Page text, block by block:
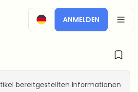
ANMELDEN
bereitgestellten Informationen